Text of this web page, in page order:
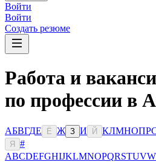
Войти
Войти
Создать резюме
Работа и
по профессии в
АБВГДЕ Ё Ж З И Й КЛМНОПР
Я
#
ABCDEFGHIJKLMNOPQRSTUVW